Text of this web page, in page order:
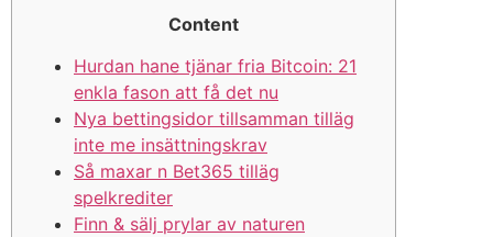
Content
Hurdan hane tjänar fria Bitcoin: 21
enkla fason att få det nu
Nya bettingsidor tillsamman tilläg
inte me insättningskrav
Så maxar n Bet365 tilläg
spelkrediter
Finn & sälj prylar av naturen